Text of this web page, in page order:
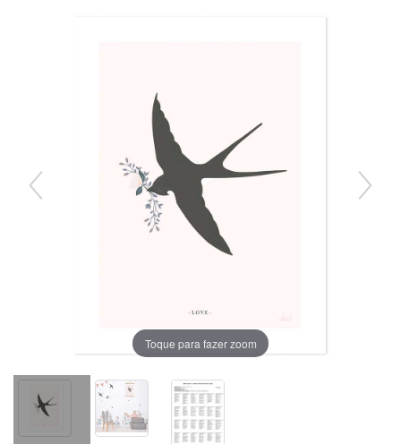
Toque para fazer zoom